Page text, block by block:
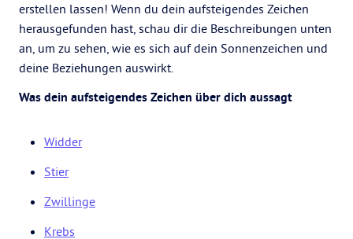
erstellen lassen! Wenn du dein aufsteigendes Zeichen
herausgefunden hast, schau dir die Beschreibungen unten
an, um zu sehen, wie es sich auf dein Sonnenzeichen und
deine Beziehungen auswirkt.
Was dein aufsteigendes Zeichen über dich aussagt
Widder
Stier
Zwillinge
Krebs